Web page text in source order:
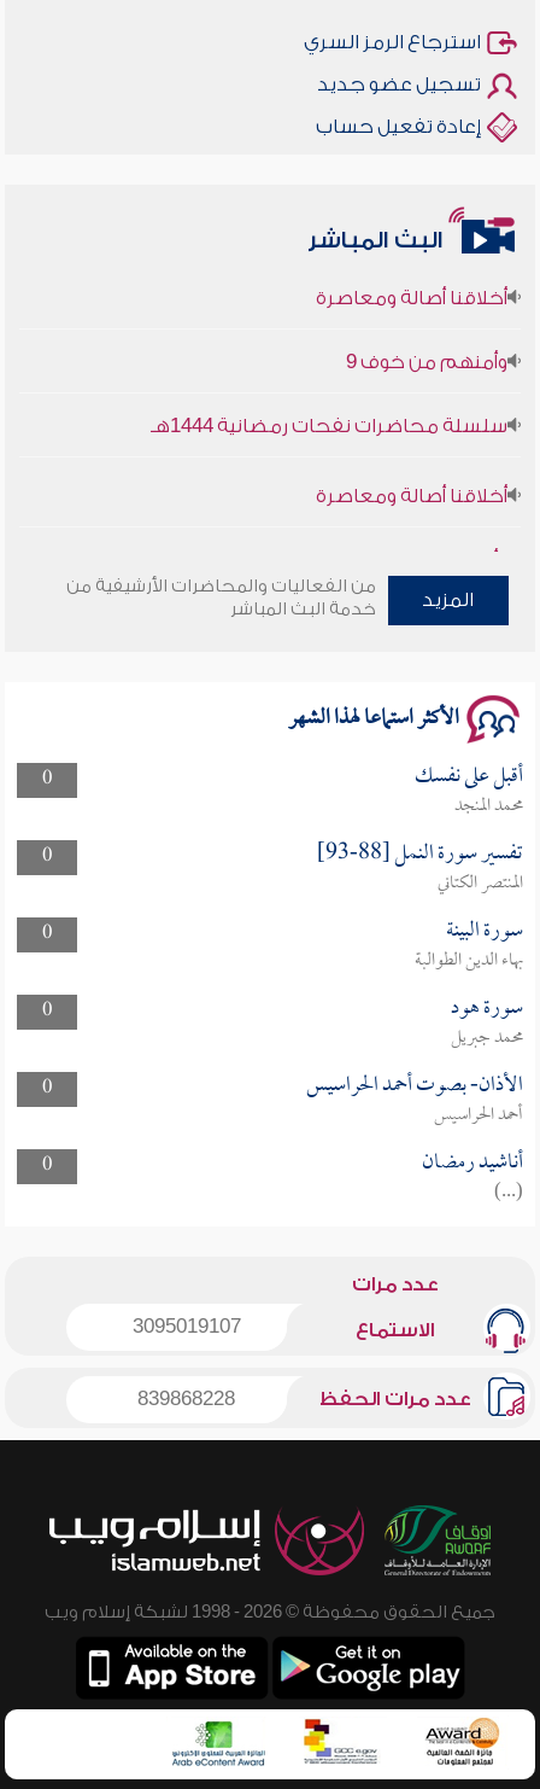
استرجاع الرمز السري
تسجيل عضو جديد
إعادة تفعيل حساب
البث المباشر
سلسلة محاضرات نفحات رمضانية 1444هـ
المزيد
من الفعاليات والمحاضرات الأرشيفية من
خدمة البث المباشر
الأكثر استماعا لهذا الشهر
0 أقبل على نفسك
محمد المنجد
0
تفسير سورة النمل [88-93]
المنتصر الكتاني
0
سورة البينة
بهاء الدين الطوالبة
0
سورة هود
محمد جبريل
0
الأذان- بصوت أحمد الحراسيس
أحمد الحراسيس
0
أناشيد رمضان
(...)
عدد مرات
الاستماع 3095019107
عدد مرات الحفظ 839868228
جميع الحقوق محفوظة © 2026 - 1998 لشبكة إسلام ويب